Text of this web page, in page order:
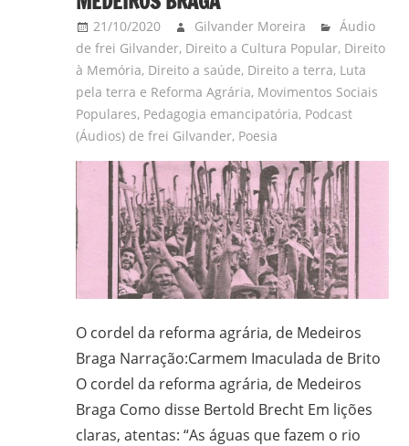
21/10/2020 Gilvander Moreira
Áudio
de frei Gilvander, Direito a Cultura Popular, Direito
à Memória, Direito a saúde, Direito a terra, Luta
pela terra e Reforma Agrária, Movimentos Sociais
Populares, Pedagogia emancipatória, Podcast
(Áudios) de frei Gilvander, Poesia
O cordel da reforma agrária, de Medeiros
Braga Narração:Carmem Imaculada de Brito
O cordel da reforma agrária, de Medeiros
Braga Como disse Bertold Brecht Em lições
claras, atentas: “As águas que fazem o rio